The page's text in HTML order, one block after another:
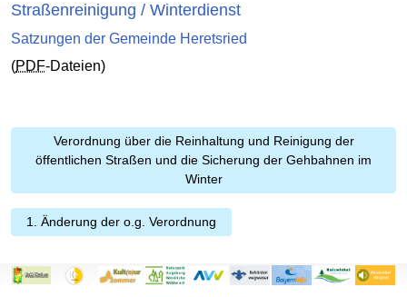
Straßenreinigung / Winterdienst
Satzungen der Gemeinde Heretsried
(PDF-Dateien)
Verordnung über die Reinhaltung und Reinigung der
öffentlichen Straßen und die Sicherung der Gehbahnen im
Winter
1. Änderung der o.g. Verordnung